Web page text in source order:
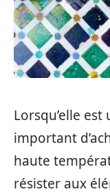
Lorsqu’elle
important
haute
résister aux